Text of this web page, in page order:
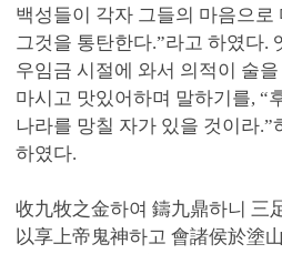
백성들이 각자 그들의 마음으로
그것을 통탄한다.”라고 하였다.
우임금 시절에 와서 의적이 술
마시고 맛있어하며 말하기를, “
나라를 망칠 자가 있을 것이라.”
하였다.
收九牧之金하여 鑄九鼎하니 三
以享上帝鬼神하고 會諸侯於塗